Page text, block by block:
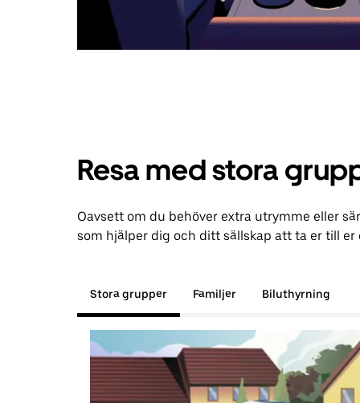
Resa med stora
Oavsett om du behöver extra utrymme eller
som hjälper dig och ditt sällskap att ta er till er
Stora grupper Familjer Biluthyrning